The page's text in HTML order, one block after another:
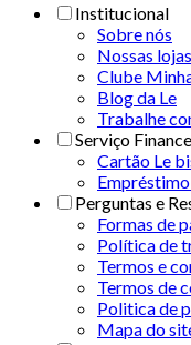
Institucional
Sobre nós
Nossas lojas
Clube
Blog da Le
Trabalhe
Serviço
Cartão Le
Perguntas e
Formas de
Política de
Termos e
Termos de
Politica de
Mapa do